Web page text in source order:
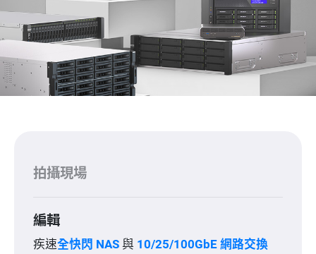
拍攝現場
編輯
疾速全快閃 NAS 與 10/25/100GbE 網路交換